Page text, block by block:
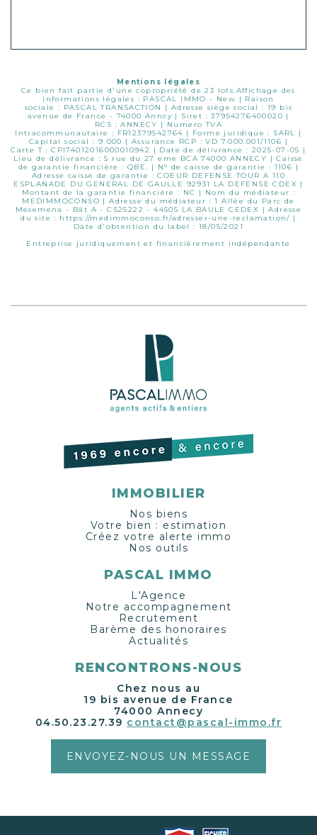
Mentions légales
Ce bien fait partie d'une copropriété de 23 lots.Affichage des
informations légales : PASCAL IMMO - New | Raison
sociale : PASCAL TRANSACTION | Adresse siège social : 19 bis
avenue de France - 74000 Anncy | Siret : 37954276400020 |
RCS : ANNECY | Numero TVA
Intracommunautaire : FR12379542764 | Forme juridique : SARL |
Capital social : 9 000 | Assurance RCP : VD 7.000.001/1106 |
Carte T : CPI74012016000010942 | Date de délivrance : 2025-07-05 |
Lieu de délivrance : 5 rue du 27 eme BCA 74000 ANNECY | Caisse
de garantie financière : QBE. | N° de caisse de garantie : 1106 |
Adresse caisse de garantie : COEUR DEFENSE TOUR A 110
ESPLANADE DU GENERAL DE GAULLE 92931 LA DEFENSE CDEX |
Montant de la garantie financière : NC | Nom du médiateur :
MEDIMMOCONSO | Adresse du médiateur : 1 Allée du Parc de
Mesemena - Bât A - CS25222 - 44505 LA BAULE CEDEX | Adresse
du site : https://medimmoconso.fr/adresser-une-reclamation/ |
Date d'obtention du label : 18/05/2021
Entreprise juridiquement et financièrement indépendante
IMMOBILIER
Nos biens
Votre bien : estimation
Créez votre alerte immo
Nos outils
PASCAL IMMO
L'Agence
Notre accompagnement
Recrutement
Barème des honoraires
Actualités
RENCONTRONS-NOUS
Chez nous au
19 bis avenue de France
74000 Annecy
04.50.23.27.39 contact@pascal-immo.fr
ENVOYEZ-NOUS UN MESSAGE